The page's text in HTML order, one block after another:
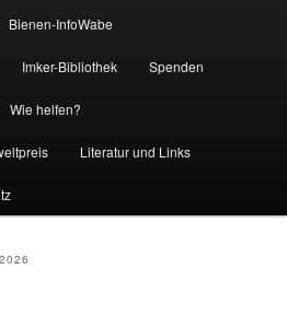
Bienen-InfoWabe
Imker-Bibliothek Spenden
Wie helfen?
Literatur und Links